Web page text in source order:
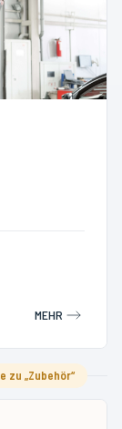
MEHR
zu „Zubehör“